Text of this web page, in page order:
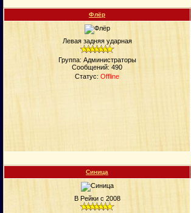
Флёp
Левая задняя ударная
Группа: Администраторы
Сообщений: 490
Статус: Offline
Синица
В Рейки с 2008